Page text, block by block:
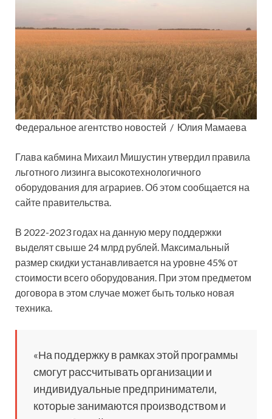
Федеральное агентство новостей / Юлия Мамаева
Глава кабмина Михаил Мишустин утвердил правила
льготного лизинга высокотехнологичного
оборудования для аграриев. Об этом сообщается на
сайте правительства.
В 2022-2023 годах на данную меру поддержки
выделят свыше 24 млрд рублей. Максимальный
размер скидки устанавливается на уровне 45% от
стоимости всего оборудования. При этом предметом
договора в этом случае может быть только новая
техника.
«На поддержку в рамках этой программы
смогут рассчитывать организации и
индивидуальные предприниматели,
которые занимаются производством и